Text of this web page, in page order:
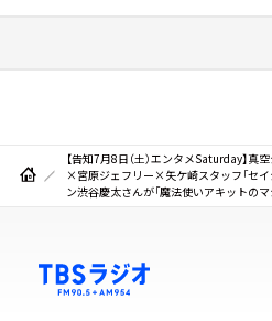
【告知7月8日（土）エンタメSaturday】
×宮原ジェフリー×矢ケ崎スタッフ「セ
ン渋谷慶太さんが「魔法使いアキットの